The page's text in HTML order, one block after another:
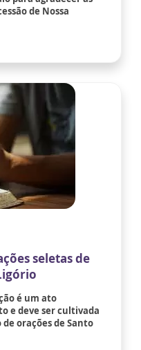
de Nossa
seletas de
é um ato
e deve ser cultivada
orações de Santo